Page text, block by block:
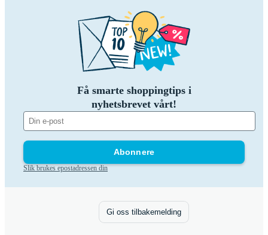
Få smarte shoppingtips i
nyhetsbrevet vårt!
Abonnere
Slik brukes epostadressen din
Gi oss tilbakemelding